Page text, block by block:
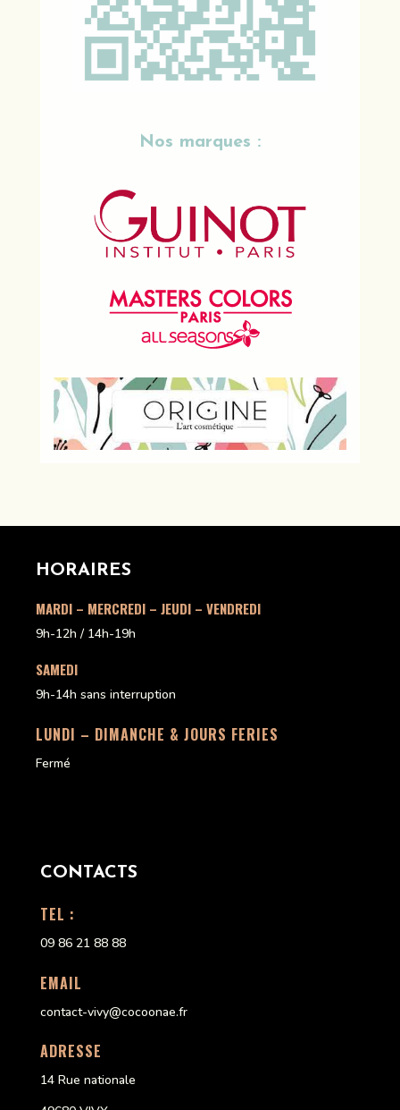
Nos marques :
HORAIRES
MARDI – MERCREDI – JEUDI – VENDREDI
9h-12h / 14h-19h
SAMEDI
9h-14h sans interruption
LUNDI – DIMANCHE & JOURS FERIES
Fermé
CONTACTS
TEL :
09 86 21 88 88
EMAIL
contact-vivy@cocoonae.fr
ADRESSE
14 Rue nationale